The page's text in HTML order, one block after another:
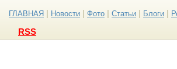
ГЛАВНАЯ Новости Фото Статьи Блоги
RSS